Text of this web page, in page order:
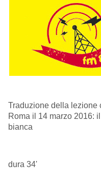
Traduzione della lezione
Roma il 14 marzo 2016:
bianca
dura 34'